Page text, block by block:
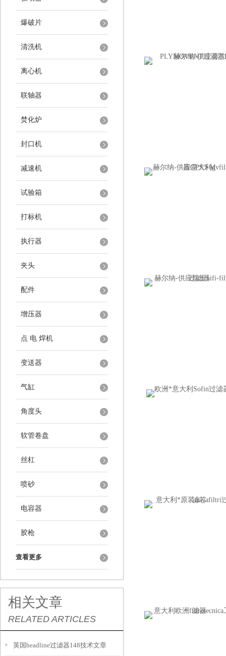
爆破片
清洗机
离心机
联轴器
焚化炉
封口机
减速机
试验箱
打标机
执行器
夹头
配件
增压器
点 电 焊机
变送器
气缸
角度头
软管卷盘
丝杠
喷砂
电容器
胶枪
查看更多
相关文章
RELATED ARTICLES
英国headline过滤器148技术文章